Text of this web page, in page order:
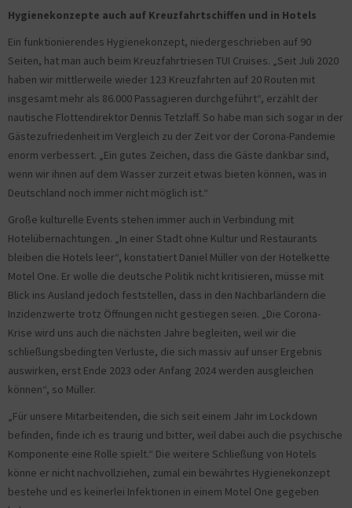
Hygienekonzepte auch auf Kreuzfahrtschiffen und in Hotels
Ein funktionierendes Hygienekonzept, niedergeschrieben auf 90
Seiten, hat man auch beim Kreuzfahrtriesen TUI Cruises. „Seit Juli 2020
haben wir mittlerweile wieder 123 Kreuzfahrten auf 20 Routen mit
insgesamt mehr als 86.000 Passagieren durchgeführt“, erzählt der
nautische Flottendirektor Dennis Tetzlaff. So habe man sich sogar in der
Gästezufriedenheit im Vergleich zu der Zeit vor der Corona-Pandemie
enorm verbessert. „Ein gutes Zeichen, dass die Gäste dankbar sind,
wenn wir ihnen auf dem Wasser zurzeit etwas bieten können, was in
Deutschland noch immer nicht möglich ist.“
Große kulturelle Events stehen immer auch in Verbindung mit
Hotelübernachtungen. „In einer Stadt ohne Kultur und Restaurants
bleiben die Hotels leer“, konstatiert Daniel Müller von der Hotelkette
Motel One. Er wolle die deutsche Politik nicht kritisieren, müsse mit
Blick ins Ausland jedoch feststellen, dass in den Nachbarländern die
Inzidenzwerte trotz Öffnungen nicht gestiegen seien. „Die Corona-
Krise wird uns auch die nächsten Jahre begleiten, weil wir die
schließungsbedingten Verluste, die sich massiv auf unser Ergebnis
auswirken, erst Ende 2023 oder Anfang 2024 werden ausgleichen
können“, so Müller.
„Für unsere Mitarbeitenden, die sich seit einem Jahr im Lockdown
befinden, finde ich es traurig und bitter, weil dabei auch die psychische
Komponente eine Rolle spielt.“ Die weitere Schließung von Hotels
könne er nicht nachvollziehen, zumal ein bewährtes Hygienekonzept
bestehe und es keinerlei Infektionen in einem Motel One gegeben